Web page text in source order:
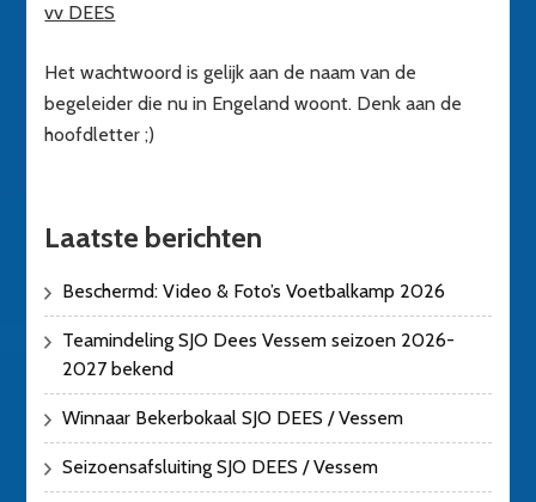
vv DEES
Het wachtwoord is gelijk aan de naam van de
begeleider die nu in Engeland woont. Denk aan de
hoofdletter ;)
Laatste berichten
Beschermd: Video & Foto’s Voetbalkamp 2026
Teamindeling SJO Dees Vessem seizoen 2026-
2027 bekend
Winnaar Bekerbokaal SJO DEES / Vessem
Seizoensafsluiting SJO DEES / Vessem